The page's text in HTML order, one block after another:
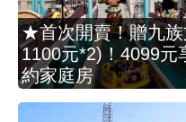
★首次開賣！贈九族
1100元*2)！4099元
約家庭房